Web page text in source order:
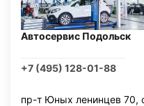
Автосервис Подольск
+7 (495) 128-01-88
пр-т Юных ленинцев 70,